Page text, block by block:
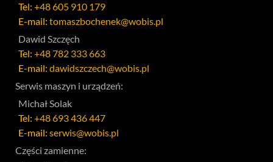
Tel: +48 605 910 179
E-mail: tomaszbochenek@wobis.pl
Dawid Szczęch
Tel: +48 782 333 663
E-mail: dawidszczech@wobis.pl
Serwis maszyn i urządzeń:
Michał Solak
Tel: +48 693 436 447
E-mail: serwis@wobis.pl
Części zamienne: